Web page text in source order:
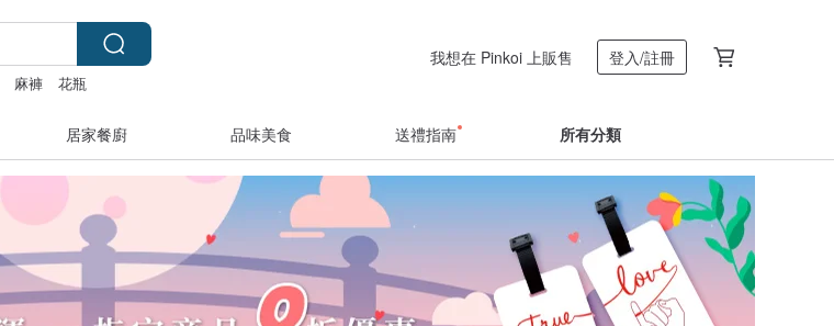
麻褲 花瓶
我想在 Pinkoi 上販售 登入/註冊
居家餐廚 品味美食 送禮指南 所有分類